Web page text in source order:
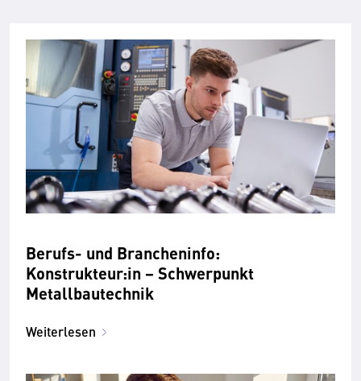
Berufs- und Brancheninfo:
Konstrukteur:in − Schwerpunkt
Metallbautechnik
Weiterlesen